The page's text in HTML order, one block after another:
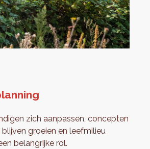
zich aanpassen, concepten
groeien en leefmilieu
belangrijke rol.